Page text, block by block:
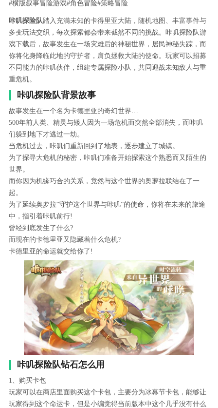
#横版叙事冒险游戏#角色冒险#策略冒险
咔叽探险队踏入充满未知的卡得里亚大陆，随机地图、丰富事件与
多变玩法交织，每次探索都会带来截然不同的挑战。咔叽探险队游
戏下载后，故事发生在一场灾难后的神秘世界，居民神秘失踪，而
你将化身降临此地的守护者，肩负拯救大陆的使命。玩家可以招募
不同能力的咔叽伙伴，组建专属探险小队，共同迎战未知敌人与重
重危机。
咔叽探险队背景故事
故事发生在一个名为卡德里亚的奇幻世界…
500年前人类、精灵与矮人因为一场危机而突然全部消失，而咔叽
们躲到地下才逃过一劫。
当危机过去，咔叽们重新回到了地表，逐步建立了城镇。
为了探寻大危机的秘密，咔叽们准备开始探索这个熟悉而又陌生的
世界。
而你因为机缘巧合的关系，竟然与这个世界的奥萝拉联结在了一
起。
为了延续奥萝拉“守护这个世界与咔叽”的使命，你将在未来的旅途
中，指引着咔叽前行!
曾经到底发生了什么?
而现在的卡德里亚又隐藏着什么危机?
卡德里亚的命运就交给你了!
咔叽探险队钻石怎么用
1、购买卡包
玩家可以在商店里面购买这个卡包，主要分为冰幕节卡包，能够让
玩家得到这个命运卡，但是小编觉得当前版本中这个几乎没有什么